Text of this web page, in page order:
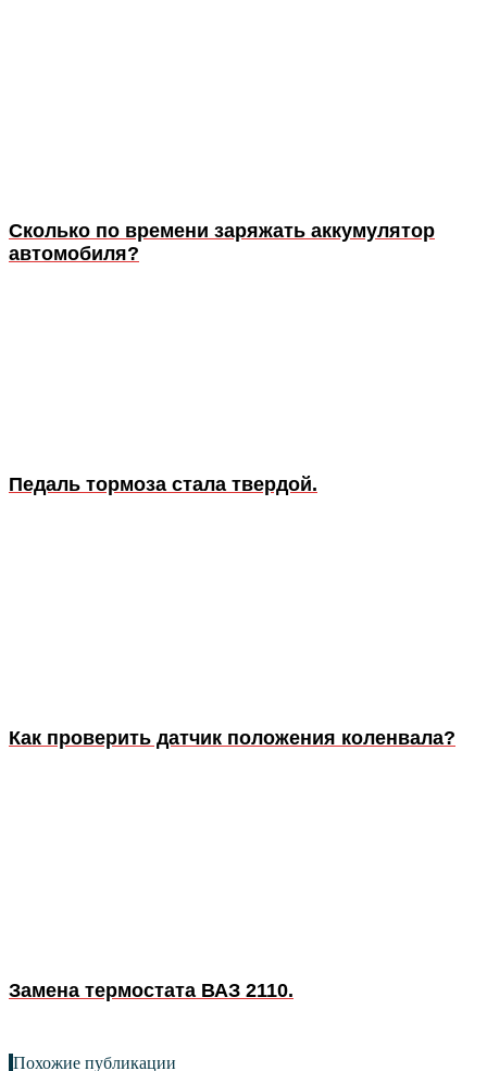
Сколько по времени заряжать аккумулятор
автомобиля?
Педаль тормоза стала твердой.
Как проверить датчик положения коленвала?
Замена термостата ВАЗ 2110.
Похожие публикации